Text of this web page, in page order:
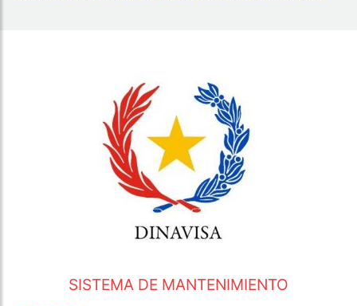
SISTEMA DE MANTENIMIENTO